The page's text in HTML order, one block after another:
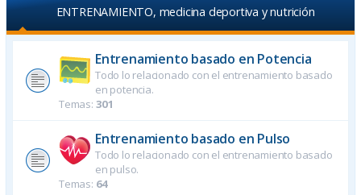
ENTRENAMIENTO, medicina deportiva y nutrición
Entrenamiento basado en Potencia
Todo lo relacionado con el entrenamiento basado
en potencia.
Temas: 301
Entrenamiento basado en Pulso
Todo lo relacionado con el entrenamiento basado
en pulso.
Temas: 64